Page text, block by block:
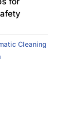
Cleaning